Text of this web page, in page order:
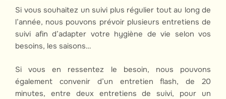
Si vous souhaitez un suivi plus régulier tout au long de
l’année, nous pouvons prévoir plusieurs entretiens de
suivi afin d’adapter votre hygiène de vie selon vos
besoins, les saisons…
Si vous en ressentez le besoin, nous pouvons
également convenir d’un entretien flash, de 20
minutes, entre deux entretiens de suivi, pour un